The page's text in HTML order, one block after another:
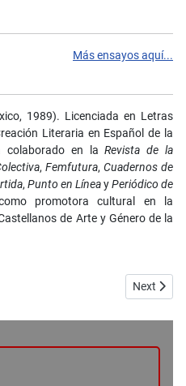
Más ensayos aquí...
1989). Licenciada en Letras
Literaria en Español de la
colaborado en laRevista de la
, Femfutura, Cuadernos de
, Punto en LíneayPeriódico de
promotora cultural en la
de Arte y Género de la
el enciero - Ensayo - La vuelta a
Next
Next